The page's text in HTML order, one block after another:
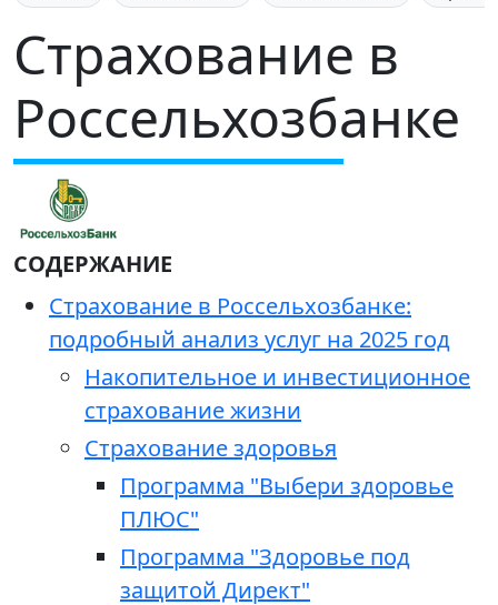
Страхование в
Россельхозбанке
СОДЕРЖАНИЕ
Страхование в Россельхозбанке:
подробный анализ услуг на 2025 год
Накопительное и инвестиционное
страхование жизни
Страхование здоровья
Программа "Выбери здоровье
ПЛЮС"
Программа "Здоровье под
защитой Директ"